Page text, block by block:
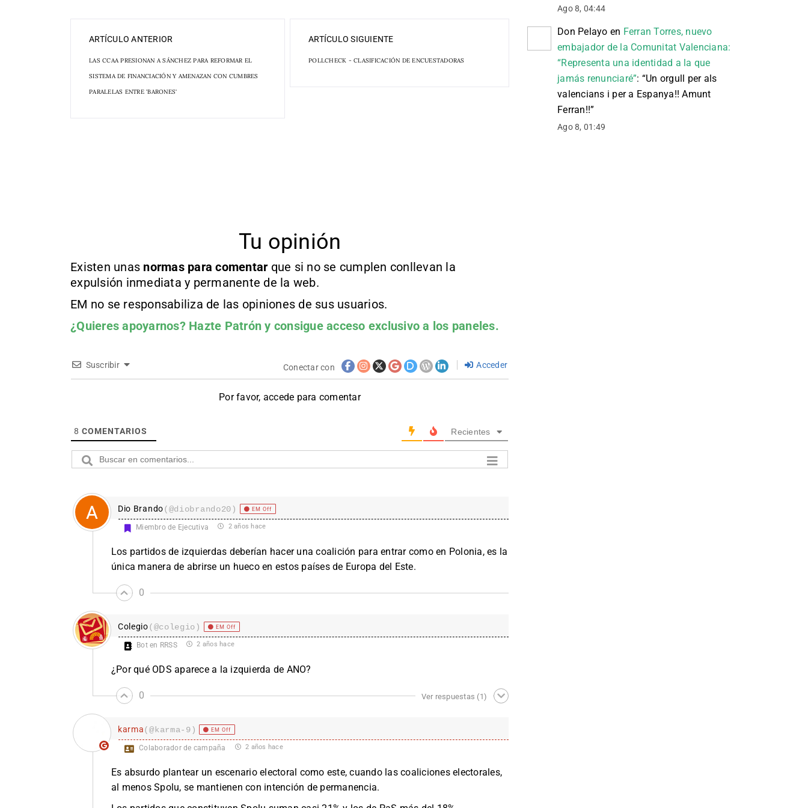
ARTÍCULO ANTERIOR
LAS CCAA PRESIONAN A SÁNCHEZ PARA REFORMAR EL
SISTEMA DE FINANCIACIÓN Y AMENAZAN CON CUMBRES
PARALELAS ENTRE 'BARONES'
ARTÍCULO SIGUIENTE
POLLCHECK - CLASIFICACIÓN DE ENCUESTADORAS
Tu opinión
Existen unas normas para comentar que si no se cumplen conllevan la
expulsión inmediata y permanente de la web.
EM no se responsabiliza de las opiniones de sus usuarios.
¿Quieres apoyarnos? Hazte Patrón y consigue acceso exclusivo a los paneles.
Suscribir Conectar con Acceder
Por favor, accede para comentar
8 COMENTARIOS Recientes
Dio Brando(@diobrando20) EM Off
Miembro de Ejecutiva 2 años hace
Los partidos de izquierdas deberían hacer una coalición para entrar como en Polonia, es la
única manera de abrirse un hueco en estos países de Europa del Este.
0
Colegio(@colegio) EM Off
Bot en RRSS 2 años hace
¿Por qué ODS aparece a la izquierda de ANO?
0 Ver respuestas (1)
karma(@karma-9) EM Off
Colaborador de campaña 2 años hace
Es absurdo plantear un escenario electoral como este, cuando las coaliciones electorales,
al menos Spolu, se mantienen con intención de permanencia.
Ago 8, 04:44
Don Pelayo en Ferran Torres, nuevo
embajador de la Comunitat Valenciana:
“Representa una identidad a la que
jamás renunciaré”: “Un orgull per als
valencians i per a Espanya!! Amunt
Ferran!!”
Ago 8, 01:49